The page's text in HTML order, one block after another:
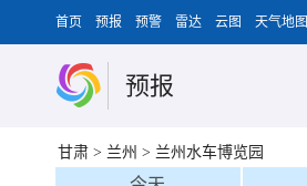
首页 预报 预警 雷达 云图 天气地图
预报
甘肃 > 兰州 > 兰州水车博览园